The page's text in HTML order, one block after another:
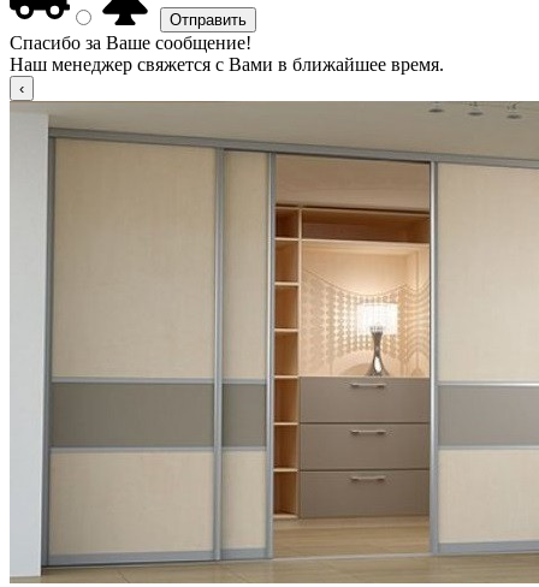
Спасибо за Ваше сообщение!
Наш менеджер свяжется с Вами в ближайшее время.